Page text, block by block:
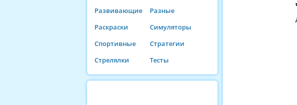
Развивающие
Разные
Раскраски
Симуляторы
Спортивные
Стратегии
Стрелялки
Тесты